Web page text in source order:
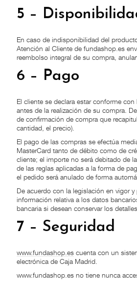
5 –
En caso de indisponibilidad del
Atención al Cliente de fundashop.es
reembolso integral de su compra,
6 – Pago
El cliente se declara estar conforme
antes de la realización de su compra.
de confirmación de compra que
cantidad, el precio).
El pago de las compras se efectúa
MasterCard tanto de débito como de
cliente; el importe no será debitado de
de las reglas aplicadas a la forma de
el pedido será anulado de forma
De acuerdo con la legislación en vigor
información relativa a los datos
bancaria si desean conservar los
7 – Seguridad
www.fundashop.es cuenta con un
electrónica de Caja Madrid.
www.fundashop.es no tiene nunca